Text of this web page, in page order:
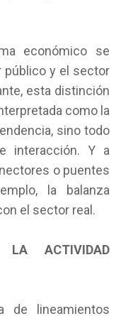
económico se
público y el sector
esta distinción
como la
sino todo
interacción. Y a
o puentes
la balanza
el sector real.
ACTIVIDAD
de lineamientos